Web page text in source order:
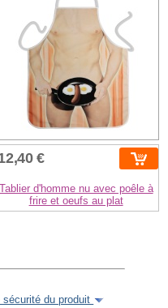
€
Tablier d'homme nu avec poêle à
frire et oeufs au plat
du produit